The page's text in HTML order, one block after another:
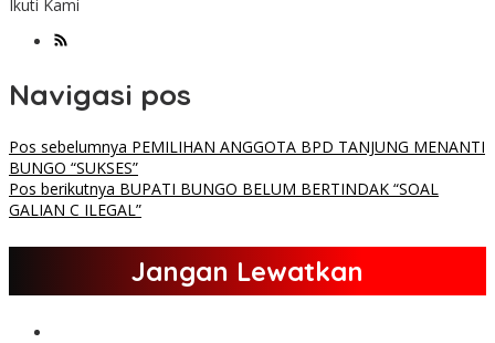
Ikuti Kami
Navigasi pos
Pos sebelumnya PEMILIHAN ANGGOTA BPD TANJUNG MENANTI
BUNGO “SUKSES”
Pos berikutnya BUPATI BUNGO BELUM BERTINDAK “SOAL
GALIAN C ILEGAL”
Jangan Lewatkan